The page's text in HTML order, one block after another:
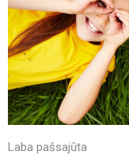
Laba pašsajūta